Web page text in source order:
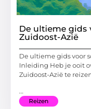
De ultieme gids
Zuidoost-Azië
De ultieme gids voor
Inleiding Heb je ooit
Zuidoost-Azië te
...
Reizen